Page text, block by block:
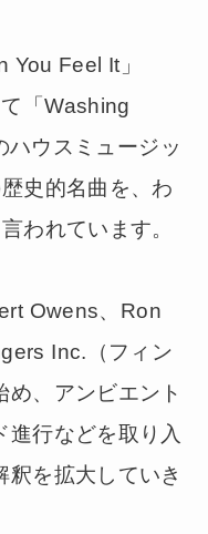
You Feel It」
「Washing
ウスミュージッ
史的名曲を、わ
われています。
Owens、Ron
Inc.（フィン
め、アンビエント
進行などを取り入
釈を拡大していき